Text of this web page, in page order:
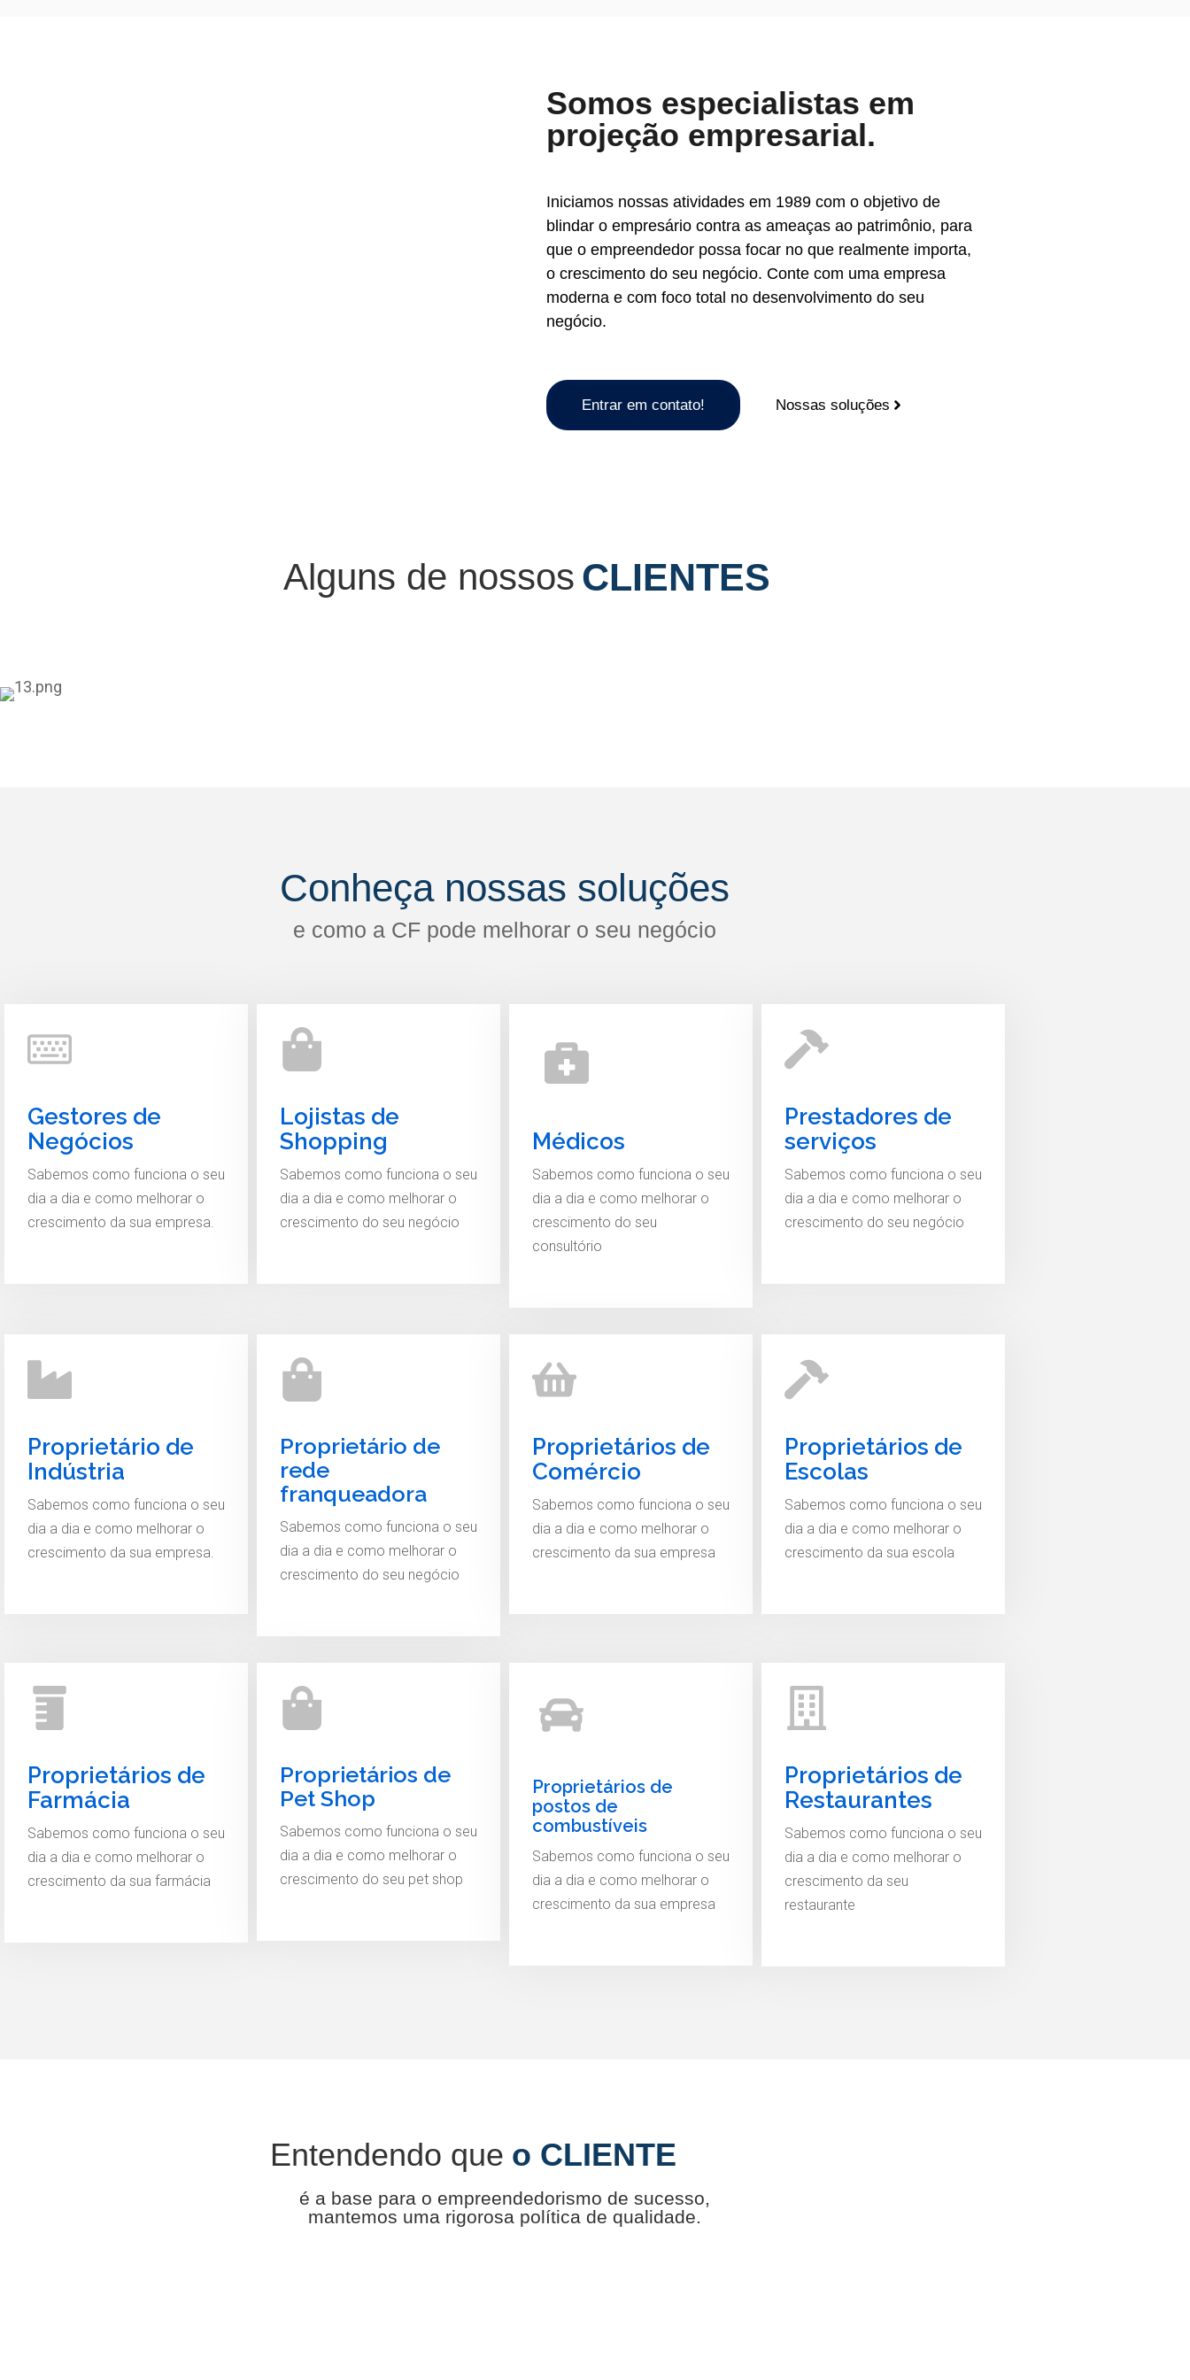
Somos especialistas em
projeção empresarial.
Iniciamos nossas atividades em 1989 com o objetivo de
blindar o empresário contra as ameaças ao patrimônio, para
que o empreendedor possa focar no que realmente importa,
o crescimento do seu negócio. Conte com uma empresa
moderna e com foco total no desenvolvimento do seu
negócio.
Entrar em contato! Nossas soluções
Alguns de nossos CLIENTES
Conheça nossas soluções
e como a CF pode melhorar o seu negócio
Gestores de
Negócios
Sabemos como funciona o seu
dia a dia e como melhorar o
crescimento da sua empresa.
Lojistas de
Shopping
Sabemos como funciona o seu
dia a dia e como melhorar o
crescimento do seu negócio
Médicos
Sabemos como funciona o seu
dia a dia e como melhorar o
crescimento do seu
consultório
Prestadores de
serviços
Sabemos como funciona o seu
dia a dia e como melhorar o
crescimento do seu negócio
Proprietário de
Indústria
Sabemos como funciona o seu
dia a dia e como melhorar o
crescimento da sua empresa.
Proprietário de
rede
franqueadora
Sabemos como funciona o seu
dia a dia e como melhorar o
crescimento do seu negócio
Proprietários de
Comércio
Sabemos como funciona o seu
dia a dia e como melhorar o
crescimento da sua empresa
Proprietários de
Escolas
Sabemos como funciona o seu
dia a dia e como melhorar o
crescimento da sua escola
Proprietários de
Farmácia
Sabemos como funciona o seu
dia a dia e como melhorar o
crescimento da sua farmácia
Proprietários de
Pet Shop
Sabemos como funciona o seu
dia a dia e como melhorar o
crescimento do seu pet shop
Proprietários de
postos de
combustíveis
Sabemos como funciona o seu
dia a dia e como melhorar o
crescimento da sua empresa
Proprietários de
Restaurantes
Sabemos como funciona o seu
dia a dia e como melhorar o
crescimento da seu
restaurante
Entendendo que o CLIENTE
é a base para o empreendedorismo de sucesso,
mantemos uma rigorosa política de qualidade.